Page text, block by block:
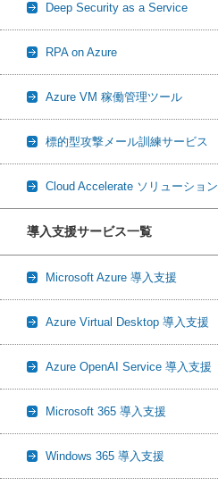
Deep Security as a Service
RPA on Azure
Azure VM 稼働管理ツール
標的型攻撃メール訓練サービス
Cloud Accelerate ソリューション
導入支援サービス一覧
Microsoft Azure 導入支援
Azure Virtual Desktop 導入支援
Azure OpenAI Service 導入支援
Microsoft 365 導入支援
Windows 365 導入支援